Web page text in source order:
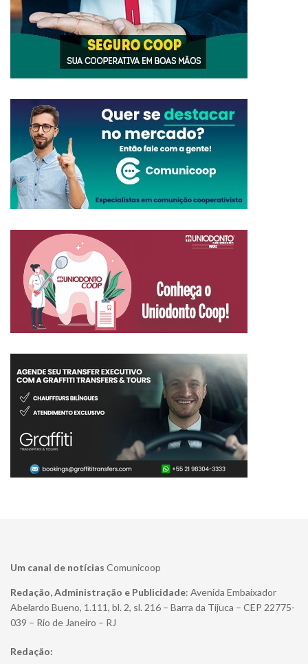
Um canal de notícias Comunicoop
Redação, Administração e Publicidade: Avenida Embaixador
Abelardo Bueno, 1.111, bl. 2, sl. 216 – Barra da Tijuca – CEP 22775-
039 – Rio de Janeiro – RJ
Redação: